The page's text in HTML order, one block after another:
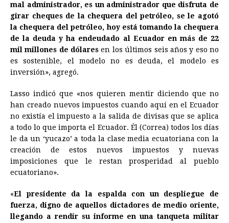
mal administrador, es un administrador que disfruta de
girar cheques de la chequera del petróleo, se le agotó
la chequera del petróleo, hoy está tomando la chequera
de la deuda y ha endeudado al Ecuador en más de 22
mil millones de dólares en los últimos seis años y eso no
es sostenible, el modelo no es deuda, el modelo es
inversión», agregó.
Lasso indicó que «nos quieren mentir diciendo que no
han creado nuevos impuestos cuando aquí en el Ecuador
no existía el impuesto a la salida de divisas que se aplica
a todo lo que importa el Ecuador. Él (Correa) todos los días
le da un ‘yucazo’ a toda la clase media ecuatoriana con la
creación de estos nuevos impuestos y nuevas
imposiciones que le restan prosperidad al pueblo
ecuatoriano».
«El presidente da la espalda con un despliegue de
fuerza, digno de aquellos dictadores de medio oriente,
llegando a rendir su informe en una tanqueta militar